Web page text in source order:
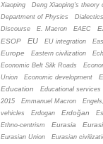
Xiaoping
Deng Xiaoping's theory
Department of Physics
Dialectics
Discourse
E. Macron EAEC
ESOP EU EU integration
Europe
Eastern civilization
Economic Belt Silk Roads
Union
Economic development
Education
Educational services
2015
Emmanuel Macron Engels;
vehicles
Erdogan Erdoğan
Ethno-centrism
Eurasia
Eurasian Union Eurasian